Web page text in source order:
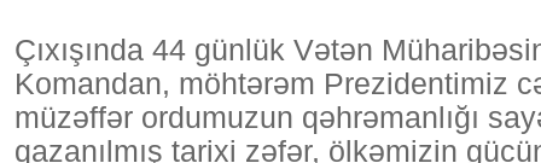
Çıxışında 44 günlük Vətən
Komandan, möhtərəm Prezidentimiz
müzəffər ordumuzun qəhrəmanlığı
qazanılmış tarixi zəfər, ölkəmizin